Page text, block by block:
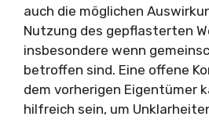
auch die möglichen
Nutzung des gepflasterten
insbesondere wenn
betroffen sind. Eine offene
dem vorherigen Eigentümer
hilfreich sein, um